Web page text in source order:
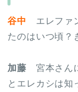
谷中 エレファ
たのはいつ頃？
加藤 宮本さん
とエレカシは知